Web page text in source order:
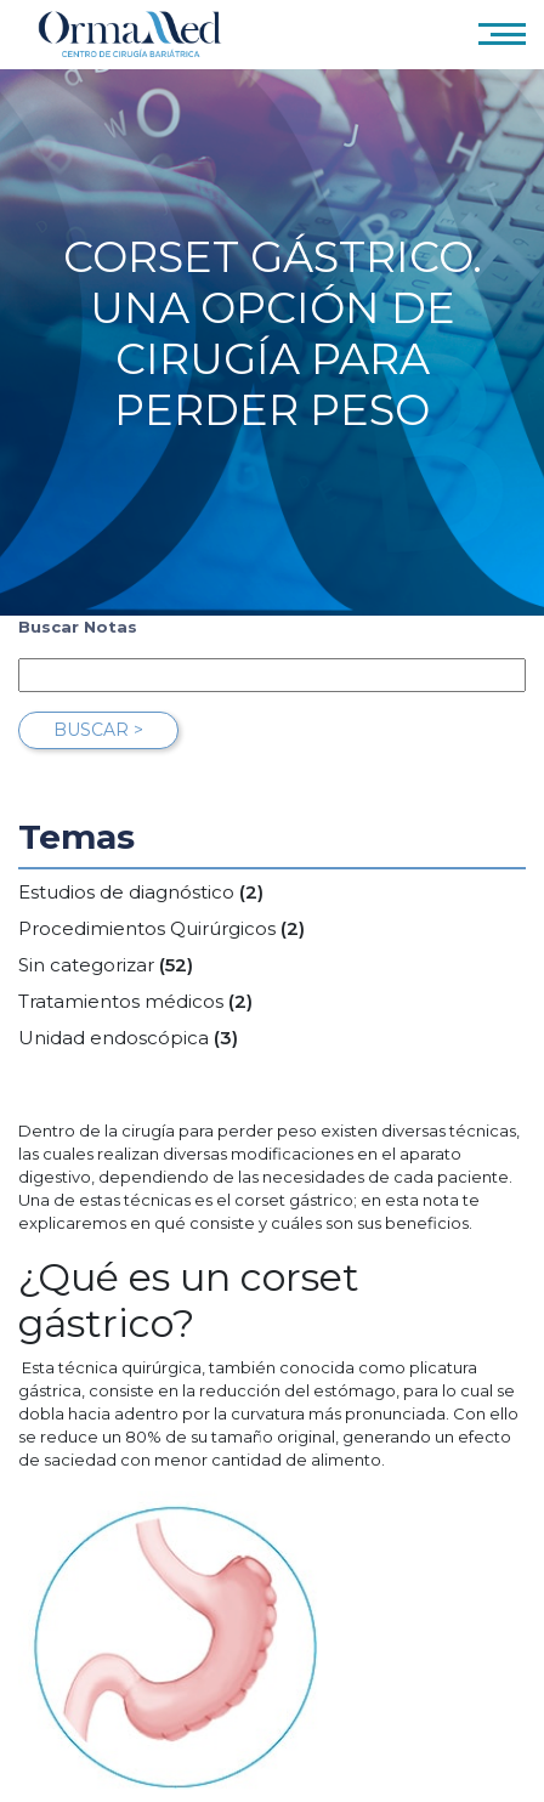
CORSET GÁSTRICO.
UNA OPCIÓN DE
CIRUGÍA PARA
PERDER PESO
Dentro de la cirugía para perder peso existen diversas técnicas,
las cuales realizan diversas modificaciones en el aparato
digestivo, dependiendo de las necesidades de cada paciente.
Una de estas técnicas es el corset gástrico; en esta nota te
explicaremos en qué consiste y cuáles son sus beneficios.
¿Qué es un corset
gástrico?
Esta técnica quirúrgica, también conocida como plicatura
gástrica, consiste en la reducción del estómago, para lo cual se
dobla hacia adentro por la curvatura más pronunciada. Con ello
se reduce un 80% de su tamaño original, generando un efecto
de saciedad con menor cantidad de alimento.
Buscar Notas
BUSCAR >
Temas
Estudios de diagnóstico (2)
Procedimientos Quirúrgicos (2)
Sin categorizar (52)
Tratamientos médicos (2)
Unidad endoscópica (3)